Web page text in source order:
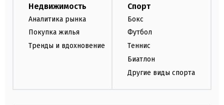
Недвижимость
Аналитика рынка
Покупка жилья
Тренды и вдохновение
Спорт
Бокс
Футбол
Теннис
Биатлон
Другие виды спорта